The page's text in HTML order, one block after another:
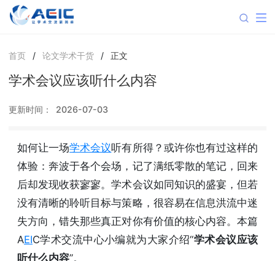
首页 / 论文学术干货 / 正文
学术会议应该听什么内容
更新时间： 2026-07-03
如何让一场学术会议听有所得？或许你也有过这样的
体验：奔波于各个会场，记了满纸零散的笔记，回来
后却发现收获寥寥。学术会议如同知识的盛宴，但若
没有清晰的聆听目标与策略，很容易在信息洪流中迷
失方向，错失那些真正对你有价值的核心内容。本篇
AEIC学术交流中心小编就为大家介绍“学术会议应该
听什么内容”。